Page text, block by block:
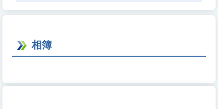
相簿